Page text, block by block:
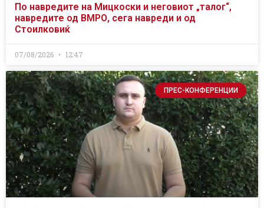
По навредите на Мицкоски и неговиот „талог“,
навредите од ВМРО, сега навреди и од
Стоилковиќ
07/08/2026 12:47
ПРЕС-КОНФЕРЕНЦИИ